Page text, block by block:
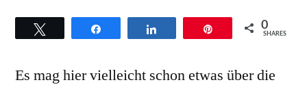
0
SHARES
Es mag hier vielleicht schon etwas über die